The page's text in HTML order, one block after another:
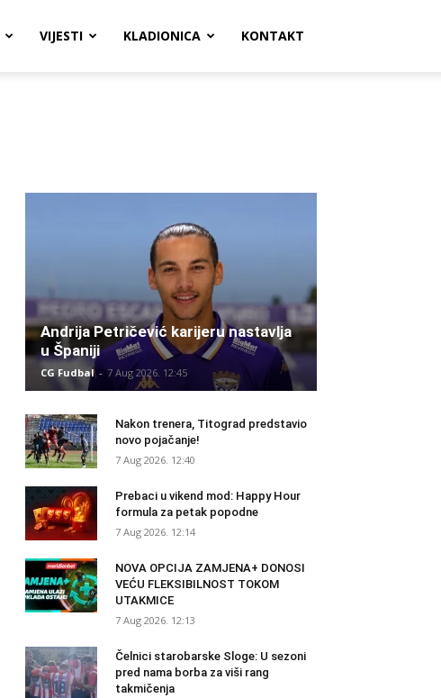
VIJESTI KLADIONICA KONTAKT
Andrija Petričević karijeru nastavlja
u Španiji
CG Fudbal - 7 Aug 2026. 12:45
Nakon trenera, Titograd predstavio
novo pojačanje!
7 Aug 2026. 12:40
Prebaci u vikend mod: Happy Hour
formula za petak popodne
7 Aug 2026. 12:14
NOVA OPCIJA ZAMJENA+ DONOSI
VEĆU FLEKSIBILNOST TOKOM
UTAKMICE
7 Aug 2026. 12:13
Čelnici starobarske Sloge: U sezoni
pred nama borba za viši rang
takmičenja